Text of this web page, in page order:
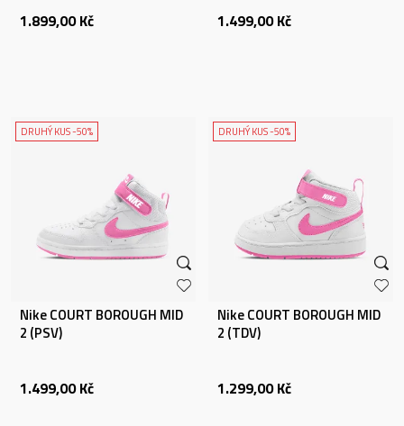
1.899,00 Kč 1.499,00 Kč
DRUHÝ KUS -50%
Nike COURT BOROUGH MID
2 (PSV)
1.499,00 Kč
DRUHÝ KUS -50%
Nike COURT BOROUGH MID
2 (TDV)
1.299,00 Kč